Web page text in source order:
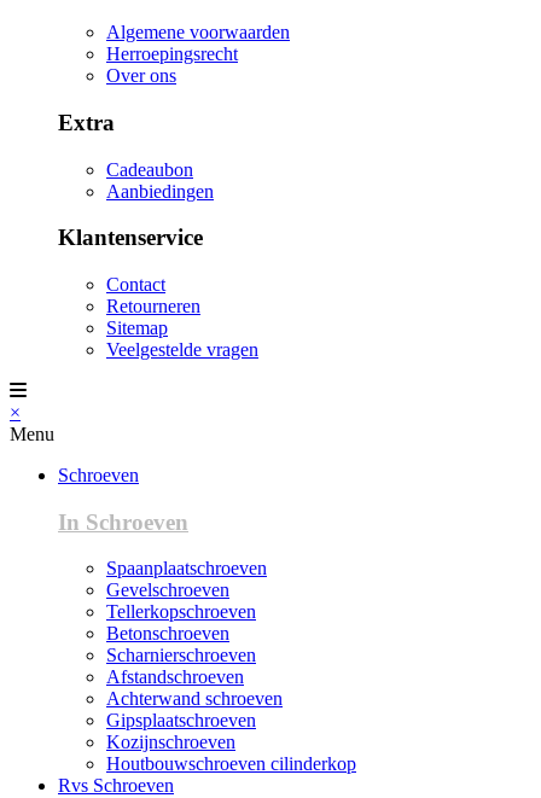
Algemene voorwaarden
Herroepingsrecht
Over ons
Extra
Cadeaubon
Aanbiedingen
Klantenservice
Contact
Retourneren
Sitemap
Veelgestelde vragen
×
Menu
Schroeven
In Schroeven
Spaanplaatschroeven
Gevelschroeven
Tellerkopschroeven
Betonschroeven
Scharnierschroeven
Afstandschroeven
Achterwand schroeven
Gipsplaatschroeven
Kozijnschroeven
Houtbouwschroeven cilinderkop
Rvs Schroeven